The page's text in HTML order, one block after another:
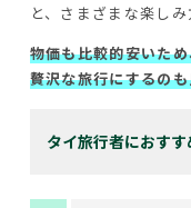
と、さまざまな楽しみ
物価も比較的安いた
贅沢な旅行にするの
タイ旅行者におす